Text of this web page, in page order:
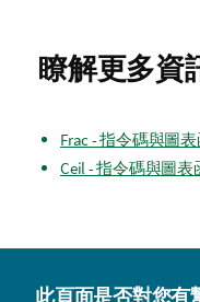
瞭解更多資
Frac - 指令碼與圖
Ceil - 指令碼與圖表
此頁面是否對您有